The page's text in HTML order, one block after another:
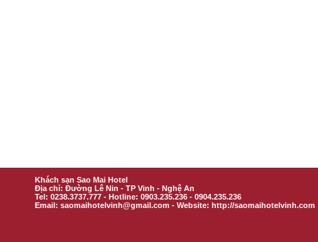
Khách sạn Sao Mai Hotel
Địa chỉ: Đường Lê Nin - TP Vinh - Nghệ An
Tel: 0238.3737.777 - Hotline: 0903.235.236 - 0904.235.236
Email: saomaihotelvinh@gmail.com - Website: http://saomaihotelvinh.com